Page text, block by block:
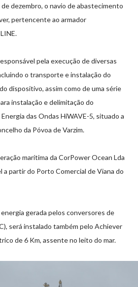
dezembro, o navio de abastecimento
pertencente ao armador
pela execução de diversas
o transporte e instalação do
dispositivo, assim como de uma série
instalação e delimitação do
das Ondas HiWAVE-5, situado a
da Póvoa de Varzim.
marítima da CorPower Ocean Lda
a partir do Porto Comercial de Viana do
gerada pelos conversores de
será instalado também pelo Achiever
de 6 Km, assente no leito do mar.